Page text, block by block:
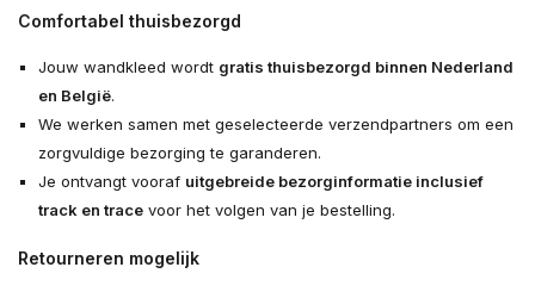
Comfortabel thuisbezorgd
Jouw wandkleed wordt gratis thuisbezorgd binnen Nederland
en België.
We werken samen met geselecteerde verzendpartners om een
zorgvuldige bezorging te garanderen.
Je ontvangt vooraf uitgebreide bezorginformatie inclusief
track en tracevoor het volgen van je bestelling.
Retourneren mogelijk